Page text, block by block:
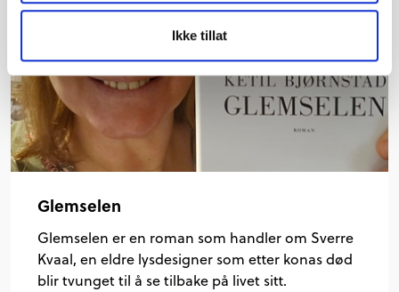
Ikke tillat
Glemselen
Glemselen er en roman som handler om Sverre
Kvaal, en eldre lysdesigner som etter konas død
blir tvunget til å se tilbake på livet sitt.